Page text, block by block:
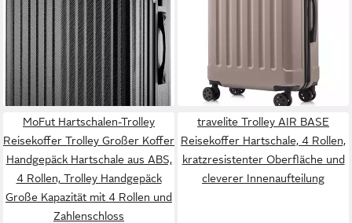
40/60/100L
ab 49,99 € UVP99,99 €
-50%
lieferbar - in 5-6 Werktagen bei dir
+1
MoFut Hartschalen-Trolley
Reisekoffer Trolley Großer Koffer
Handgepäck Hartschale aus ABS,
4 Rollen, Trolley Handgepäck
Große Kapazität mit 4 Rollen und
Zahlenschloss
travelite Trolley AIR BASE
Reisekoffer Hartschale, 4 Rollen,
kratzresistenter Oberfläche und
cleverer Innenaufteilung